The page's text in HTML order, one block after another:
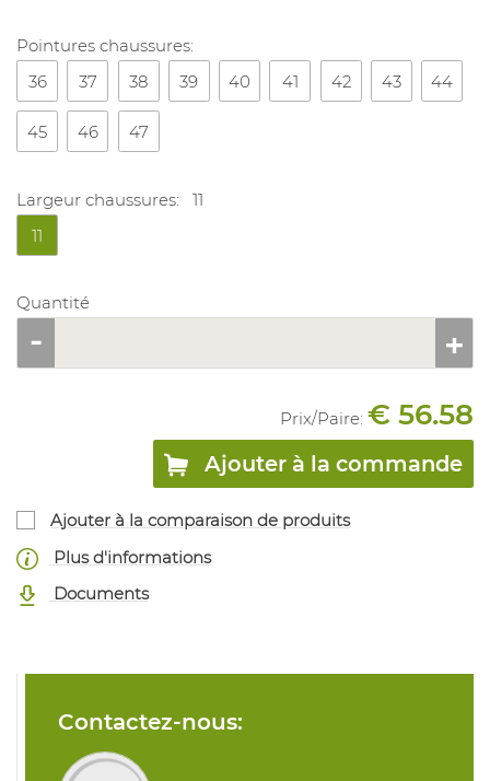
Pointures chaussures:
36
37 38 39 40 41 42 43 44
45 46 47
Largeur chaussures:
11
11
Quantité
Prix/Paire: € 56.58
Ajouter à la commande
Ajouter à la comparaison de produits
Plus d'informations
Documents
Contactez-nous: